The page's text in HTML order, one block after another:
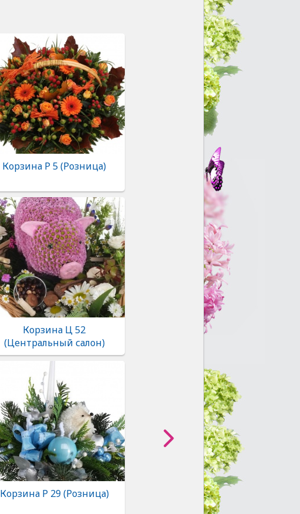
Корзина Р 5 (Розница)
Корзина Ц 52
(Центральный салон)
Корзина Р 29 (Розница)